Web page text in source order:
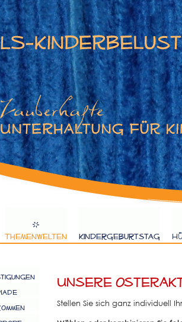
Unsere
Stellen Sie sich ganz individuell